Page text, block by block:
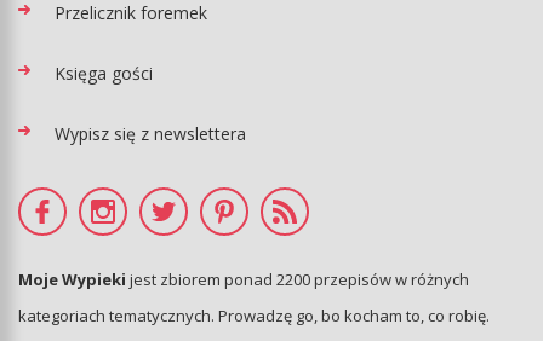
Przelicznik foremek
Księga gości
Wypisz się z newslettera
Moje Wypieki jest zbiorem ponad 2200 przepisów w różnych
kategoriach tematycznych. Prowadzę go, bo kocham to, co robię.